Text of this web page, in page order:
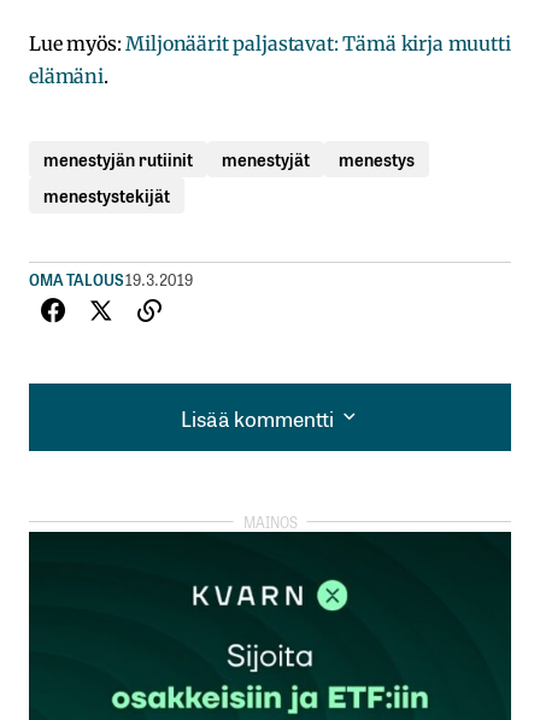
Lue myös: Miljonäärit paljastavat: Tämä kirja muutti
elämäni.
menestyjän rutiinit menestyjät
menestys
menestystekijät
OMA TALOUS19.3.2019
Lisää kommentti
Lisää kommentti
kirjautua
rekisteröityä